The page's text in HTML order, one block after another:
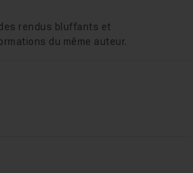
rendus bluffants et
du même auteur.